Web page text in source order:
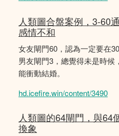
人類圖合盤案例，3-60
感情不和
女友閘門60，認為一定要在
男友閘門3，總覺得未是時候
能衝動結婚。
hd.icefire.win/content/3490
人類圖的64閘門，與64
換象